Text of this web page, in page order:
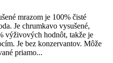
mrazom je 100% čisté
Je chrumkavo vysušené,
výživových hodnôt, takže je
Je bez konzervantov. Môže
priamo...